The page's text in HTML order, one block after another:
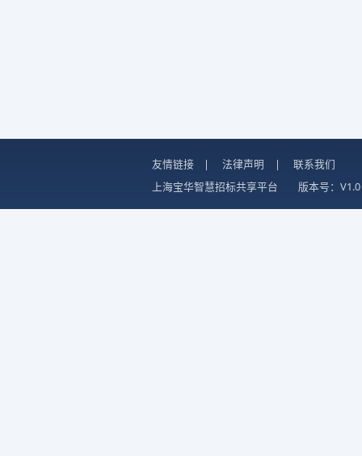
友情链接 | 法律声明 |
联系我们
上海宝华智慧招标共享平台
版本号：V1.0